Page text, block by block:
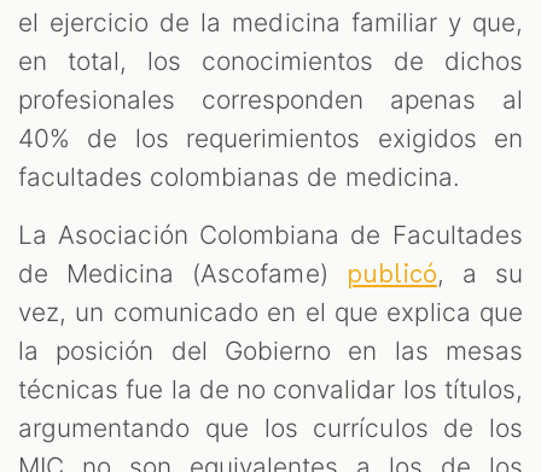
el ejercicio de la medicina familiar y que,
en total, los conocimientos de dichos
profesionales corresponden apenas al
40% de los requerimientos exigidos en
facultades colombianas de medicina.
La Asociación Colombiana de Facultades
de Medicina (Ascofame)
publicó, a su
vez, un comunicado en el que explica que
la posición del Gobierno en las mesas
técnicas fue la de no convalidar los títulos,
argumentando que los currículos de los